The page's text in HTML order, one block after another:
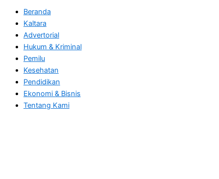
Beranda
Kaltara
Advertorial
Hukum & Kriminal
Pemilu
Kesehatan
Pendidikan
Ekonomi & Bisnis
Tentang Kami